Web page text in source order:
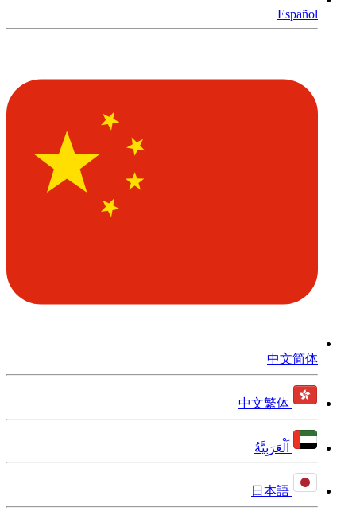
Español
中文简体
中文繁体
اَلْعَرَبِيَّةُ
日本語